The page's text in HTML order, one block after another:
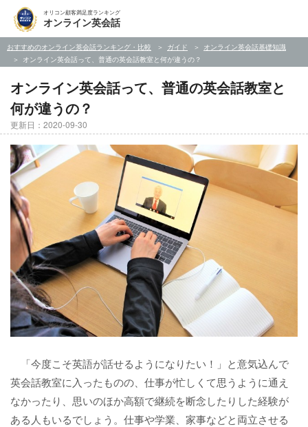
オリコン顧客満足度ランキング
オンライン英会話
おすすめのオンライン英会話ランキング・比較 ガイド
オンライン英会話基礎知識
オンライン英会話って、普通の英会話教室と何が違うの？
オンライン英会話って、普通の英会話教室と
何が違うの？
更新日：2020-09-30
「今度こそ英語が話せるようになりたい！」と意気込んで
英会話教室に入ったものの、仕事が忙しくて思うように通え
なかったり、思いのほか高額で継続を断念したりした経験が
ある人もいるでしょう。仕事や学業、家事などと両立させる